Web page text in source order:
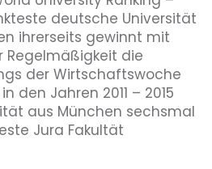
deutsche Universität
ihrerseits gewinnt mit
Regelmäßigkeit die
der Wirtschaftswoche
den Jahren 2011 – 2015
aus München sechsmal
Jura Fakultät